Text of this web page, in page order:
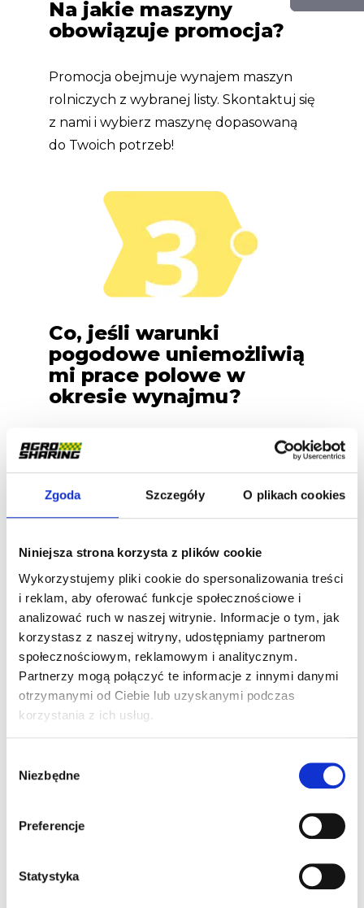
Zgoda Szczegóły O plikach cookies
Niniejsza strona korzysta z plików cookie
Wykorzystujemy pliki cookie do spersonalizowania treści
i reklam, aby oferować funkcje społecznościowe i
analizować ruch w naszej witrynie. Informacje o tym, jak
korzystasz z naszej witryny, udostępniamy partnerom
społecznościowym, reklamowym i analitycznym.
Partnerzy mogą połączyć te informacje z innymi danymi
otrzymanymi od Ciebie lub uzyskanymi podczas
korzystania z ich usług.
zgody
Niezbędne
Preferencje
Statystyka
Na jakie maszyny
obowiązuje promocja?
Promocja obejmuje wynajem maszyn
rolniczych z wybranej listy. Skontaktuj się
z nami i wybierz maszynę dopasowaną
do Twoich potrzeb!
Co, jeśli warunki
pogodowe uniemożliwią
mi prace polowe w
okresie wynajmu?
Dostosowujemy się do realiów pracy w
planowe działania, masz prawo do
opłat!
elastycznego modelu
wynajmu bez stałych
2025 w okresie od 1 marca do 30